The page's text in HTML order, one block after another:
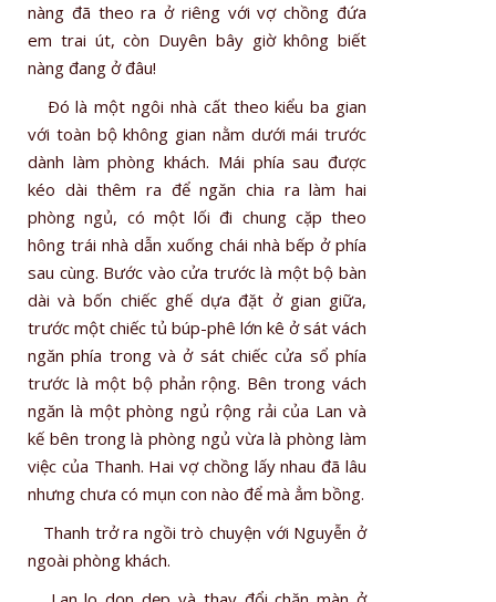
nàng đã theo ra ở riêng với vợ chồng đứa
em trai út, còn Duyên bây giờ không biết
nàng đang ở đâu!
Ðó là một ngôi nhà cất theo kiểu ba gian
với toàn bộ không gian nằm dưới mái trước
dành làm phòng khách. Mái phía sau được
kéo dài thêm ra để ngăn chia ra làm hai
phòng ngủ, có một lối đi chung cặp theo
hông trái nhà dẫn xuống chái nhà bếp ở phía
sau cùng. Bước vào cửa trước là một bộ bàn
dài và bốn chiếc ghế dựa đặt ở gian giữa,
trước một chiếc tủ búp-phê lớn kê ở sát vách
ngăn phía trong và ở sát chiếc cửa sổ phía
trước là một bộ phản rộng. Bên trong vách
ngăn là một phòng ngủ rộng rải của Lan và
kế bên trong là phòng ngủ vừa là phòng làm
việc của Thanh. Hai vợ chồng lấy nhau đã lâu
nhưng chưa có mụn con nào để mà ẳm bồng.
Thanh trở ra ngồi trò chuyện với Nguyễn ở
ngoài phòng khách.